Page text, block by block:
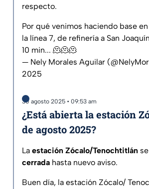
respecto.
Por qué venimos haciendo base
la línea 7, de refinería a San
10 min... 🫠🫠🫠
— Nely Morales Aguilar
2025
30 agosto 2025 • 09:53 am
¿Está abierta la estación
de agosto 2025?
La estación Zócalo/Tenochtitlán
cerrada hasta nuevo aviso.
Buen día, la estación Zócalo/